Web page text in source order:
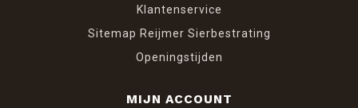
Klantenservice
Sitemap Reijmer Sierbestrating
Openingstijden
MIJN ACCOUNT